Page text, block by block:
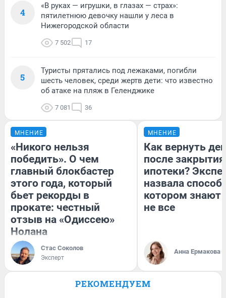
4
«В руках — игрушки, в глазах — страх»:
пятилетнюю девочку нашли у леса в
Нижегородской области
7 502 17
5
Туристы прятались под лежаками, погибли
шесть человек, среди жертв дети: что известно
об атаке на пляж в Геленджике
7 081 36
МНЕНИЕ
«Никого нельзя
победить». О чем
главный блокбастер
этого года, который
бьет рекорды в
прокате: честный
отзыв на «Одиссею»
Нолана
Стас Соколов
Эксперт
МНЕНИЕ
Как вернуть
после закрытия
ипотеки?
назвала
котором знают
не все
Анна Ермакова
РЕКОМЕНДУЕМ